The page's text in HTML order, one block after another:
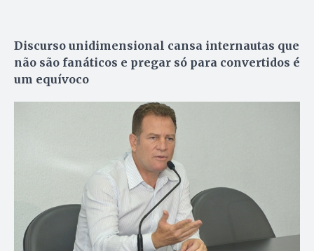
Discurso unidimensional cansa internautas que
não são fanáticos e pregar só para convertidos é
um equívoco